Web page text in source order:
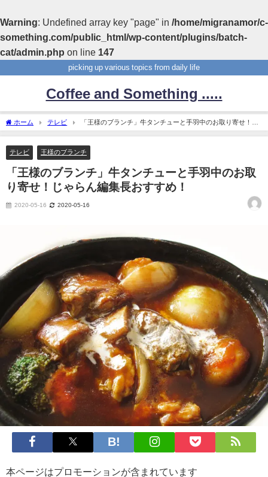
Warning: Undefined array key "page" in /home/migranamor/c-
something.com/public_html/wp-content/plugins/batch-
cat/admin.php on line 147
picking up various topics from daily life
Coffee and Something .....
ホーム テレビ
「王様のブランチ」牛タンチューと手羽中のお取り寄せ！じ
ゃらん編集長おすすめ！
テレビ 王様のブランチ
「王様のブランチ」牛タンチューと手羽中のお取
り寄せ！じゃらん編集長おすすめ！
2020-05-16 2020-05-16
本ページはプロモーションが含まれています